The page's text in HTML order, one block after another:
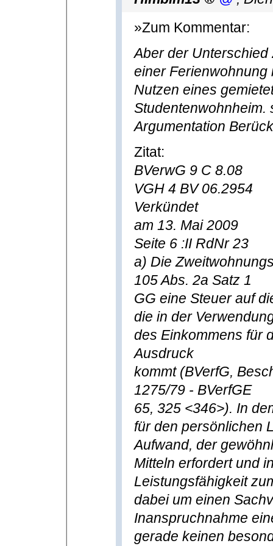
»Zum Kommentar:
Aber der
einer Ferienwohnung
Nutzen eines
Studentenwohnheim.
Argumentation
Zitat:
BVerwG 9 C 8.08
VGH 4 BV 06.2954
Verkündet
am 13. Mai 2009
Seite 6 :II RdNr 23
a) Die
105 Abs. 2a Satz 1
GG eine Steuer auf
die in der
des Einkommens für
Ausdruck
kommt (BVerfG,
1275/79 - BVerfGE
65, 325 <346>). In
für den persönlichen
Aufwand, der
Mitteln erfordert und
Leistungsfähigkeit
dabei um einen
Inanspruchnahme
gerade keinen